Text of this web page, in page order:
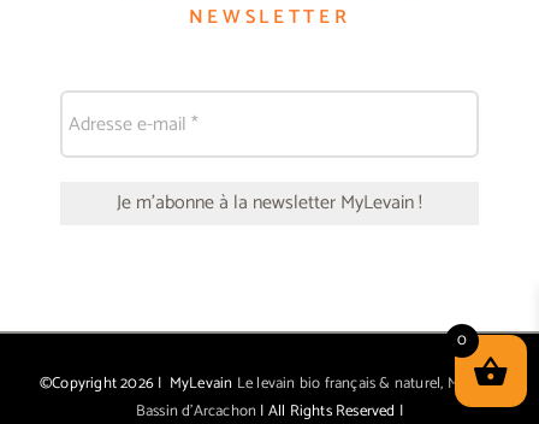
NEWSLETTER
©Copyright2026 | MyLevain Le levain bio français & naturel, Made in
Bassin d'Arcachon | All Rights Reserved |
0